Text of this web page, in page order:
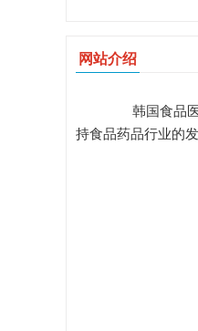
网站介绍
韩国食品医
持食品药品行业的发